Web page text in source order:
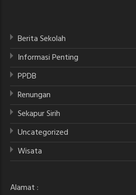
Berita Sekolah
Informasi Penting
PPDB
Renungan
Sekapur Sirih
Uncategorized
Wisata
Alamat :